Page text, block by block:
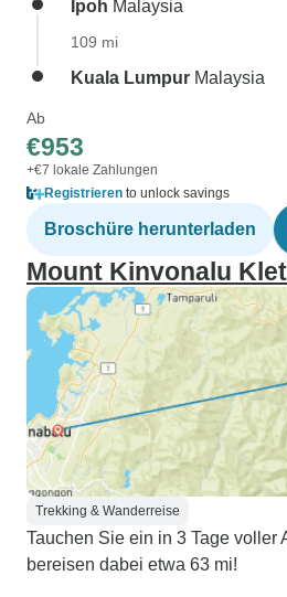
Ipoh Malaysia
109 mi
Kuala Lumpur Malaysia
Ab
€953
+€7 lokale Zahlungen
Registrieren to unlock savings
Broschüre herunterladen
Mount Kinvonalu
Trekking & Wanderreise
Tauchen Sie ein in 3 Tage voller
bereisen dabei etwa 63 mi!